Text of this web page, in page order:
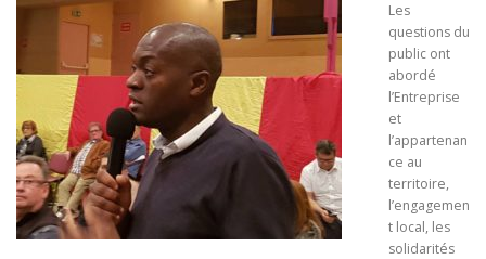
Les
questions du
public ont
abordé
l’Entreprise
et
l’appartenan
ce au
territoire,
l’engagemen
t local, les
solidarités